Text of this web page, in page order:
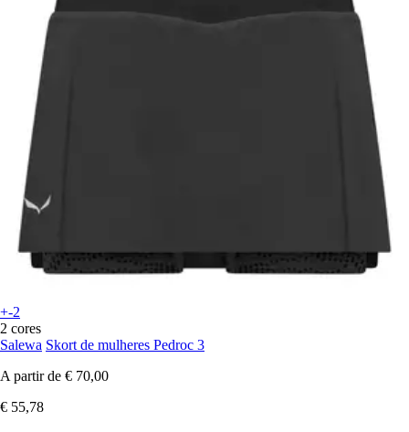
+-2
2 cores
Salewa Skort de mulheres Pedroc 3
A partir de € 70,00
€ 55,78